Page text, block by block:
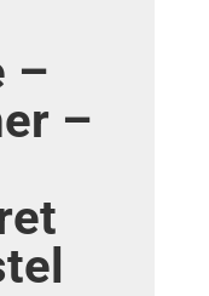
–
–